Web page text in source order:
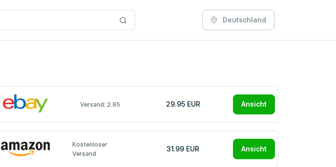
Deutschland
Versand: 2.95 29.95 EUR Ansicht
Kostenloser
Versand
31.99 EUR Ansicht